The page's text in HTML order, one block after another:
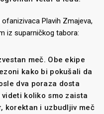
Plavih Zmajeva,
iz suparničkog tabora:
meč. Obe ekipe
kako bi pokušali da
dva poraza dosta
koliko smo zaista
korektan i uzbudljiv meč